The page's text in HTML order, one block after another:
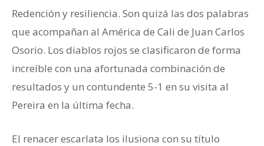
Redención y resiliencia. Son quizá las dos palabras
que acompañan al América de Cali de Juan Carlos
Osorio. Los diablos rojos se clasificaron de forma
increíble con una afortunada combinación de
resultados y un contundente 5-1 en su visita al
Pereira en la última fecha.
El renacer escarlata los ilusiona con su título